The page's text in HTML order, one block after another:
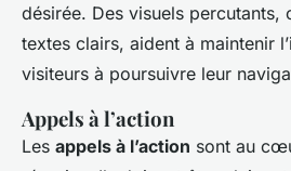
désirée. Des visuels percutants,
textes clairs, aident à maintenir
visiteurs à poursuivre leur
Appels à l’action
Les appels à l’action sont au